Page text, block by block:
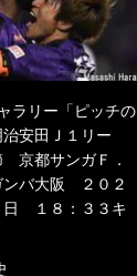
ラリー「ピッチの
安田Ｊ１リー
都サンガＦ．
ンバ大阪 ２０２
日 １８：３３キ